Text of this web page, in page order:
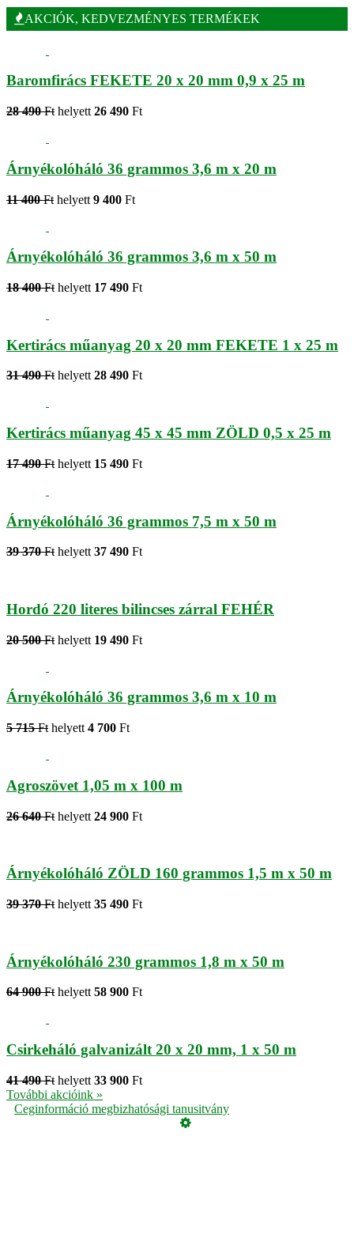
AKCIÓK, KEDVEZMÉNYES TERMÉKEK
Baromfirács FEKETE 20 x 20 mm 0,9 x 25 m
28 490 Ft helyett 26 490 Ft
Árnyékolóháló 36 grammos 3,6 m x 20 m
11 400 Ft helyett 9 400 Ft
Árnyékolóháló 36 grammos 3,6 m x 50 m
18 400 Ft helyett 17 490 Ft
Kertirács műanyag 20 x 20 mm FEKETE 1 x 25 m
31 490 Fthelyett28 490 Ft
Kertirács műanyag 45 x 45 mm ZÖLD 0,5 x 25 m
17 490 Ft helyett 15 490 Ft
Árnyékolóháló 36 grammos 7,5 m x 50 m
39 370 Ft helyett 37 490 Ft
Hordó 220 literes bilincses zárral FEHÉR
20 500 Ft helyett 19 490 Ft
Árnyékolóháló 36 grammos 3,6 m x 10 m
5 715 Ft helyett 4 700 Ft
Agroszövet 1,05 m x 100 m
26 640 Ft helyett 24 900 Ft
Árnyékolóháló ZÖLD 160 grammos 1,5 m x 50 m
39 370 Ft helyett 35 490 Ft
Árnyékolóháló 230 grammos 1,8 m x 50 m
64 900 Fthelyett58 900 Ft
Csirkeháló galvanizált 20 x 20 mm, 1 x 50 m
41 490 Ft helyett 33 900 Ft
További akcióink »
Ceginformáció megbizhatósági tanusitvány